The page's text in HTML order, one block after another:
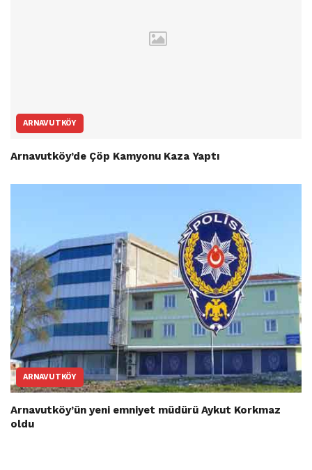
ARNAVUTKÖY
Arnavutköy’de Çöp Kamyonu Kaza Yaptı
ARNAVUTKÖY
Arnavutköy’ün yeni emniyet müdürü Aykut Korkmaz
oldu